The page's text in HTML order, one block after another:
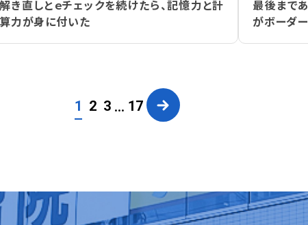
解き直しとｅチェックを続けたら、記憶力と計
算力が身に付いた
最後まで
がボーダ
1 2 3 ... 17